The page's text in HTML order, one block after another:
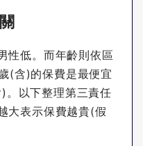
性低。而年齡則依區
(含)的保費是最便宜
。以下整理第三責任
大表示保費越貴(假